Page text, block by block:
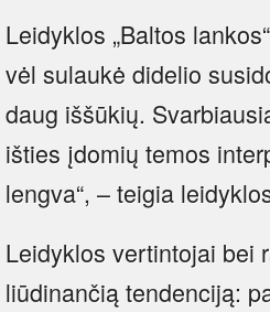
Leidyklos „Baltos
vėl sulaukė didelio
daug iššūkių.
išties įdomių temos
lengva“, – teigia
Leidyklos vertintojai bei
liūdinančią tendenciją: